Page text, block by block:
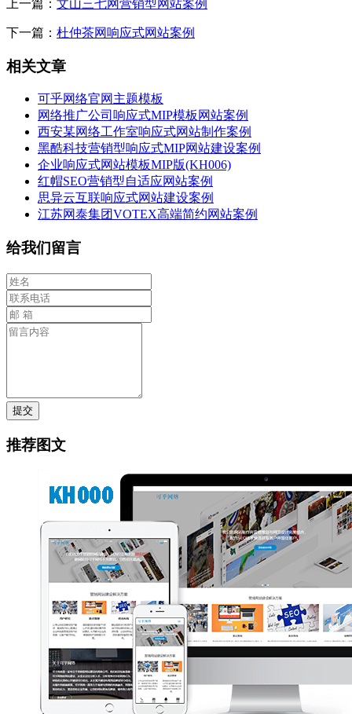
上一篇： 文山三七网营销型网站案例
下一篇： 杜仲茶网响应式网站案例
相关文章
可乎网络官网主题模板
网络推广公司响应式MIP模板网站案例
西安某网络工作室响应式网站制作案例
黑酷科技营销型响应式MIP网站建设案例
企业响应式网站模板MIP版(KH006)
红帽SEO营销型自适应网站案例
思异云互联响应式网站建设案例
江苏网泰集团VOTEX高端简约网站案例
给我们留言
提交
推荐图文